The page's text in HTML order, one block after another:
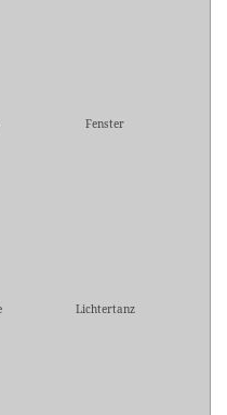
Fenster
Lichtertanz